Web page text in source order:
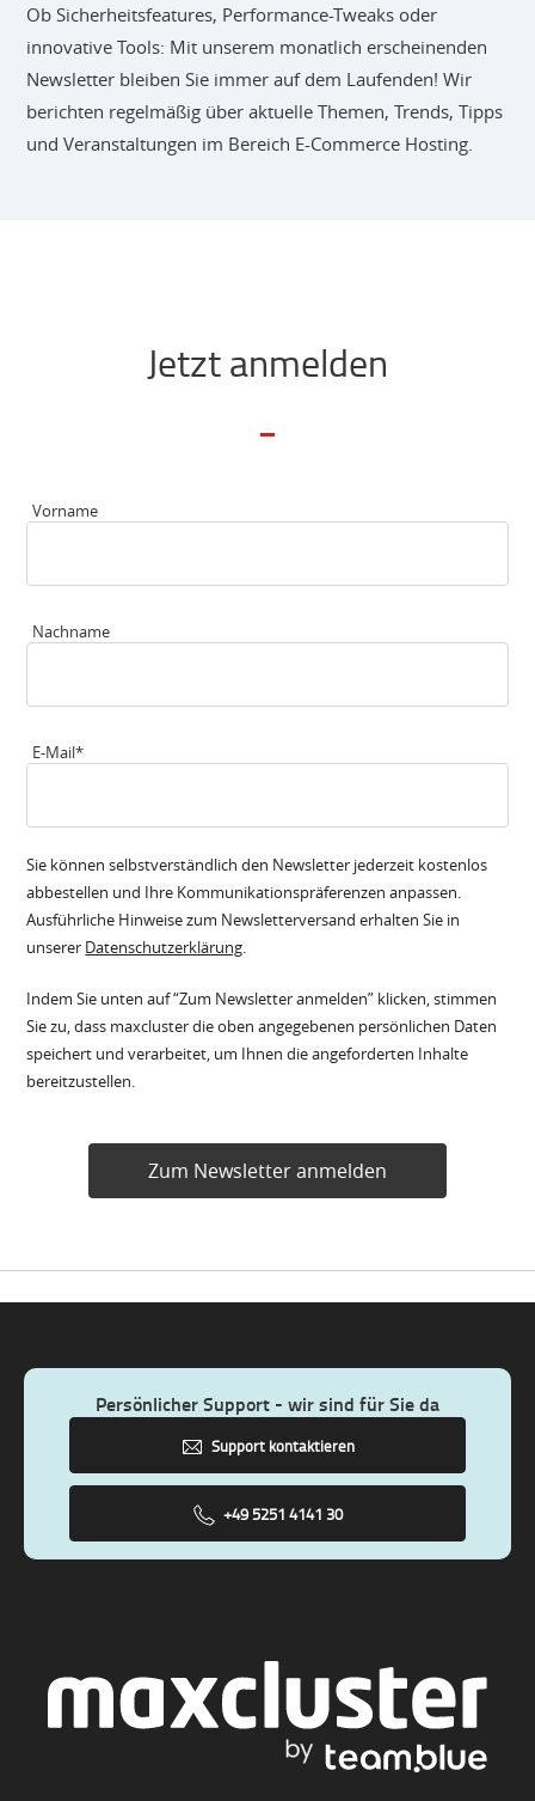
Ob Sicherheitsfeatures, Performance-Tweaks oder
innovative Tools: Mit unserem monatlich erscheinenden
Newsletter bleiben Sie immer auf dem Laufenden! Wir
berichten regelmäßig über aktuelle Themen, Trends, Tipps
und Veranstaltungen im Bereich E-Commerce Hosting.
Jetzt anmelden
Vorname
Nachname
E-Mail*
Sie können selbstverständlich den Newsletter jederzeit kostenlos
abbestellen und Ihre Kommunikationspräferenzen anpassen.
Ausführliche Hinweise zum Newsletterversand erhalten Sie in
unserer Datenschutzerklärung.
Indem Sie unten auf “Zum Newsletter anmelden” klicken, stimmen
Sie zu, dass maxcluster die oben angegebenen persönlichen Daten
speichert und verarbeitet, um Ihnen die angeforderten Inhalte
bereitzustellen.
Persönlicher Support - wir sind für Sie da
Support kontaktieren
+49 5251 4141 30